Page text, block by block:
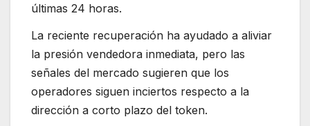
últimas 24 horas.
La reciente recuperación ha ayudado a aliviar
la presión vendedora inmediata, pero las
señales del mercado sugieren que los
operadores siguen inciertos respecto a la
dirección a corto plazo del token.